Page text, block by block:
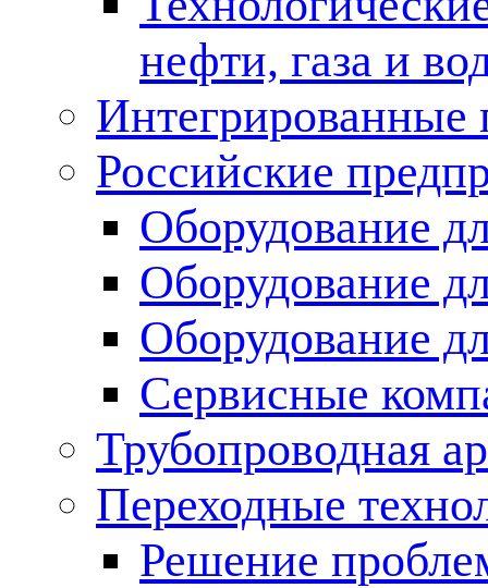
нефти, газа и
Российские
Оборудование
Оборудование
Оборудование
Сервисные
Трубопроводная
Переходные
Решение